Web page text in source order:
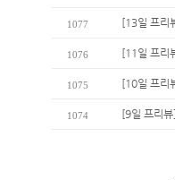
1077 [13일 프리
1076 [11일 프리
1075 [10일 프리
1074 [9일 프리